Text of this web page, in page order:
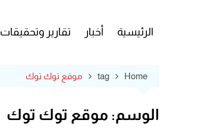
الرئيسية أخبار تقارير وتحقيقات
Home
tag موقع توك توك
الوسم: موقع توك توك